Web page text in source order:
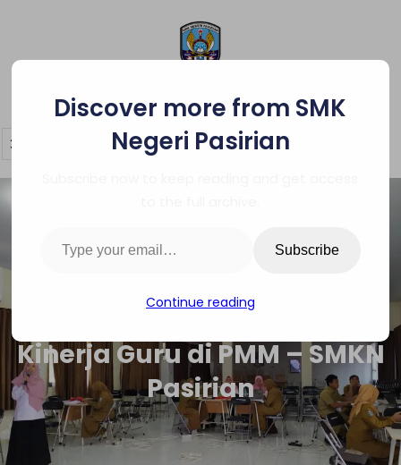
content
SMK Negeri Pasirian
Sosialisasi Pengelolaan
Kinerja Guru di PMM – SMKN
Pasirian
Discover more from SMK
Negeri Pasirian
Subscribe
Continue reading